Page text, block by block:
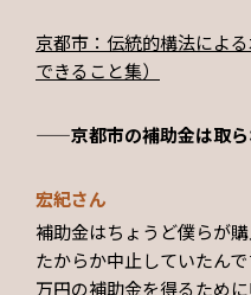
京都市：伝統的構法によ
できること集）
——京都市の補助金は取ら
宏紀さん
補助金はちょうど僕らが
たからか中止していたん
万円の補助金を得るため